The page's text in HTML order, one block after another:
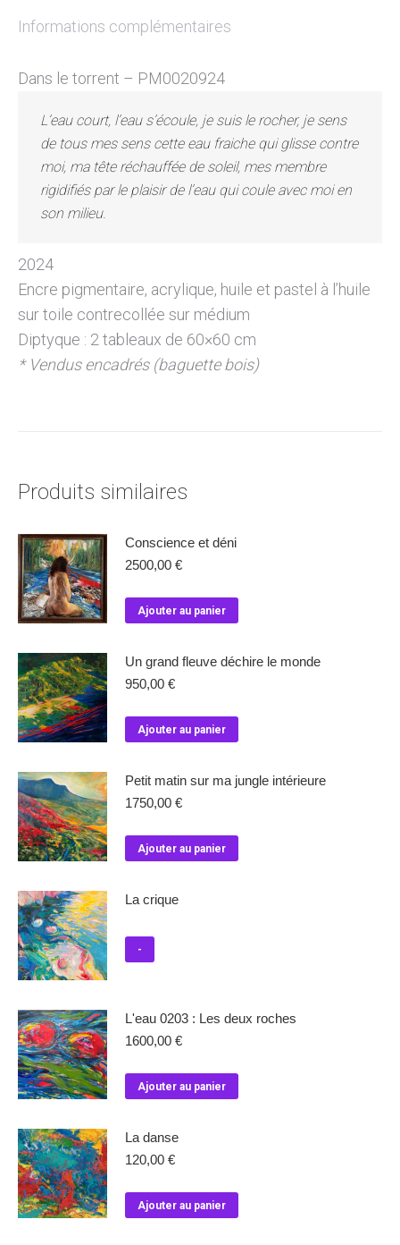
Informations complémentaires
Dans le torrent – PM0020924
L’eau court, l’eau s’écoule, je suis le rocher, je sens
de tous mes sens cette eau fraiche qui glisse contre
moi, ma tête réchauffée de soleil, mes membre
rigidifiés par le plaisir de l’eau qui coule avec moi en
son milieu.
2024
Encre pigmentaire, acrylique, huile et pastel à l’huile
sur toile contrecollée sur médium
Diptyque : 2 tableaux de 60×60 cm
* Vendus encadrés (baguette bois)
Produits similaires
Conscience et déni
2500,00 €
Ajouter au panier
Un grand fleuve déchire le monde
950,00 €
Ajouter au panier
Petit matin sur ma jungle intérieure
1750,00 €
Ajouter au panier
La crique
-
L'eau 0203 : Les deux roches
1600,00 €
Ajouter au panier
La danse
120,00 €
Ajouter au panier